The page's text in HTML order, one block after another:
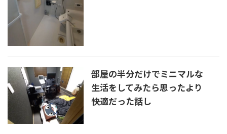
部屋の半分だけでミニマルな
生活をしてみたら思ったより
快適だった話し